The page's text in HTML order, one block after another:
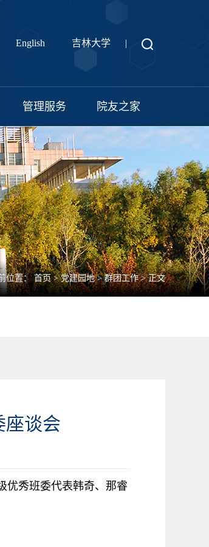
English 吉林大学 |
管理服务 院友之家
位置：首页>党建园地>群团工作> 正文
座谈会
优秀班委代表韩奇、那睿